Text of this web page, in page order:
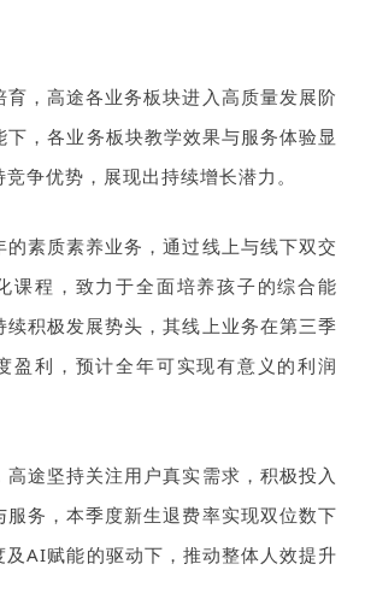
，高途各业务板块进入高质量发展阶
，各业务板块教学效果与服务体验显
争优势，展现出持续增长潜力。
素质素养业务，通过线上与线下双交
课程，致力于全面培养孩子的综合能
续积极发展势头，其线上业务在第三季
盈利，预计全年可实现有意义的利润
途坚持关注用户真实需求，积极投入
服务，本季度新生退费率实现双位数下
及AI赋能的驱动下，推动整体人效提升